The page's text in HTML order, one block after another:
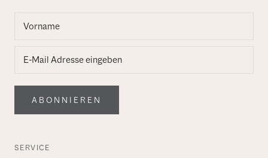
ABONNIEREN
SERVICE